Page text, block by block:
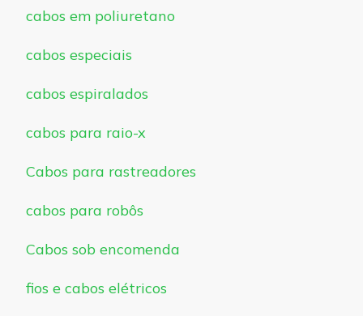
cabos em poliuretano
cabos especiais
cabos espiralados
cabos para raio-x
Cabos para rastreadores
cabos para robôs
Cabos sob encomenda
fios e cabos elétricos